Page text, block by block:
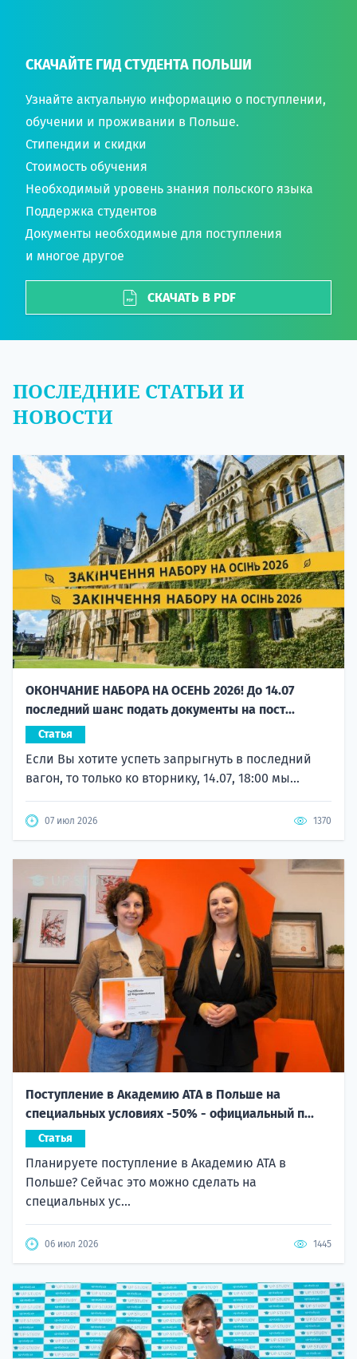
СКАЧАЙТЕ ГИД СТУДЕНТА ПОЛЬШИ
Узнайте актуальную информацию о поступлении,
обучении и проживании в Польше.
Стипендии и скидки
Стоимость обучения
Необходимый уровень знания польского языка
Поддержка студентов
Документы необходимые для поступления
и многое другое
СКАЧАТЬ В PDF
ПОСЛЕДНИЕ СТАТЬИ И
НОВОСТИ
ОКОНЧАНИЕ НАБОРА НА ОСЕНЬ 2026! До 14.07
последний шанс подать документы на пост...
Статья
Если Вы хотите успеть запрыгнуть в последний
вагон, то только ко вторнику, 14.07, 18:00 мы...
07 июл 2026 1370
Поступление в Академию ATA в Польше на
специальных условиях -50% - официальный п...
Статья
Планируете поступление в Академию ATA в
Польше? Сейчас это можно сделать на
специальных ус...
06 июл 2026 1445